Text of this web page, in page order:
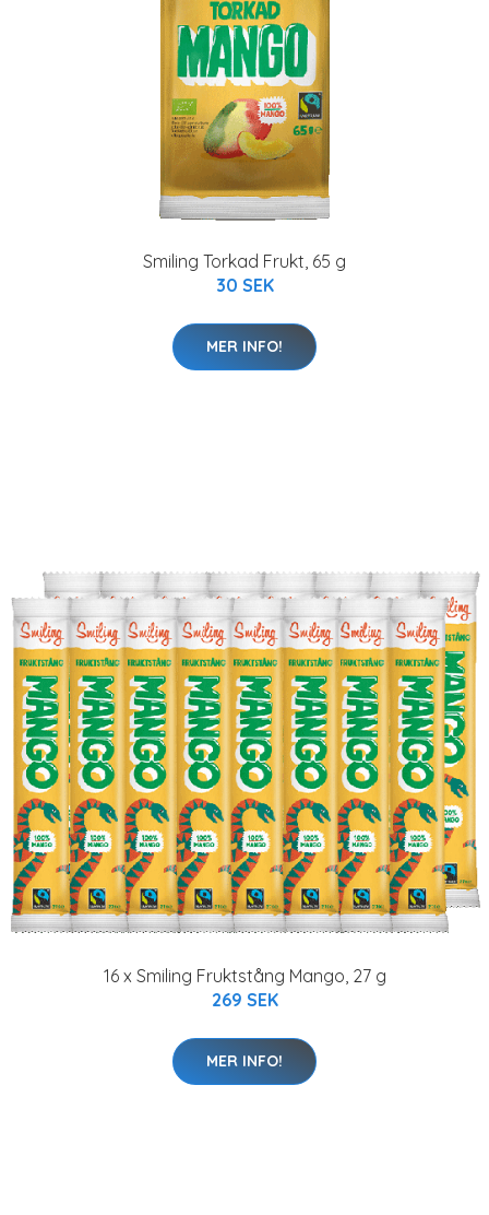
Smiling Torkad Frukt, 65 g
30 SEK
MER INFO!
16 x Smiling Fruktstång Mango, 27 g
269 SEK
MER INFO!